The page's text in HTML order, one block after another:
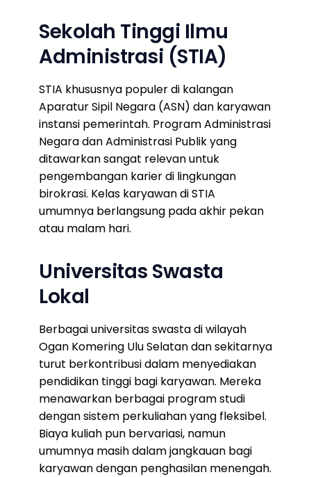
Sekolah Tinggi Ilmu
Administrasi (STIA)
STIA khususnya populer di kalangan
Aparatur Sipil Negara (ASN) dan karyawan
instansi pemerintah. Program Administrasi
Negara dan Administrasi Publik yang
ditawarkan sangat relevan untuk
pengembangan karier di lingkungan
birokrasi. Kelas karyawan di STIA
umumnya berlangsung pada akhir pekan
atau malam hari.
Universitas Swasta
Lokal
Berbagai universitas swasta di wilayah
Ogan Komering Ulu Selatan dan sekitarnya
turut berkontribusi dalam menyediakan
pendidikan tinggi bagi karyawan. Mereka
menawarkan berbagai program studi
dengan sistem perkuliahan yang fleksibel.
Biaya kuliah pun bervariasi, namun
umumnya masih dalam jangkauan bagi
karyawan dengan penghasilan menengah.